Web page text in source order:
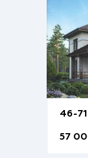
46-71
57